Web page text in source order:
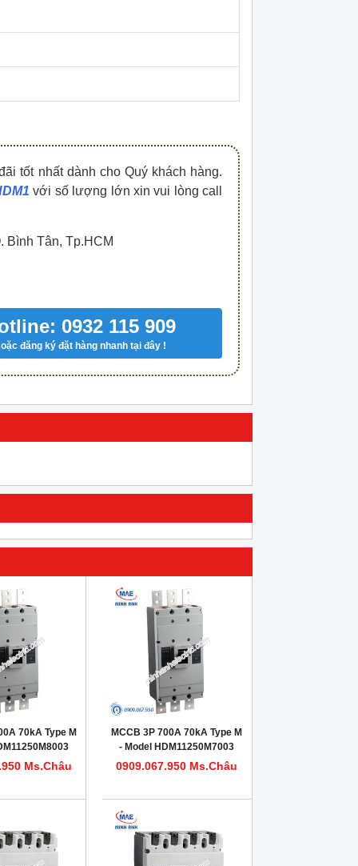
0909.067.950 Ms.Châu
tốt nhất dành cho Quý khách hàng.
với số lượng lớn xin vui lòng call
Bình Tân, Tp.HCM
0932 115 909
đăng ký đặt hàng nhanh tại đây !
70kA Type M
Ms.Châu
MCCB 3P 700A 70kA Type M
- Model HDM11250M7003
0909.067.950 Ms.Châu